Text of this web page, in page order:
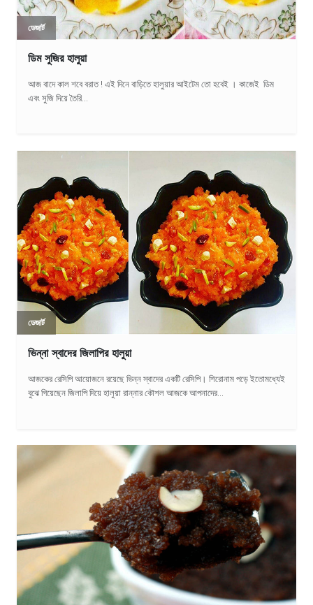
ডেজার্ট
ডিম সুজির হালুয়া
আজ বাদে কাল শবে বরাত ! এই দিনে বাড়িতে হালুয়ার আইটেম তো হবেই । কাজেই ডিম
এবং সুজি দিয়ে তৈরি...
ডেজার্ট
ভিন্না স্বাদের জিলাপির হালুয়া
আজকের রেসিপি আয়োজনে রয়েছে ভিন্ন স্বাদের একটি রেসিপি। শিরোনাম পড়ে ইতোমধ্যেই
বুঝে গিয়েছেন জিলাপি দিয়ে হালুয়া রান্নার কৌশল আজকে আপনাদের...